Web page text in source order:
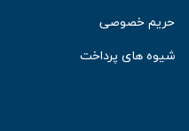
حریم خصوصی
شیوه های پرداخت